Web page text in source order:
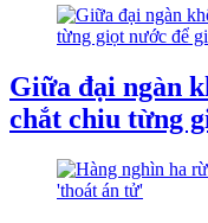
Giữa đại ngàn
chắt chiu từng